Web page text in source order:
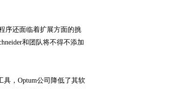
序还面临着扩展方面的挑
和团队将不得不添加
具，Optum公司降低了其软